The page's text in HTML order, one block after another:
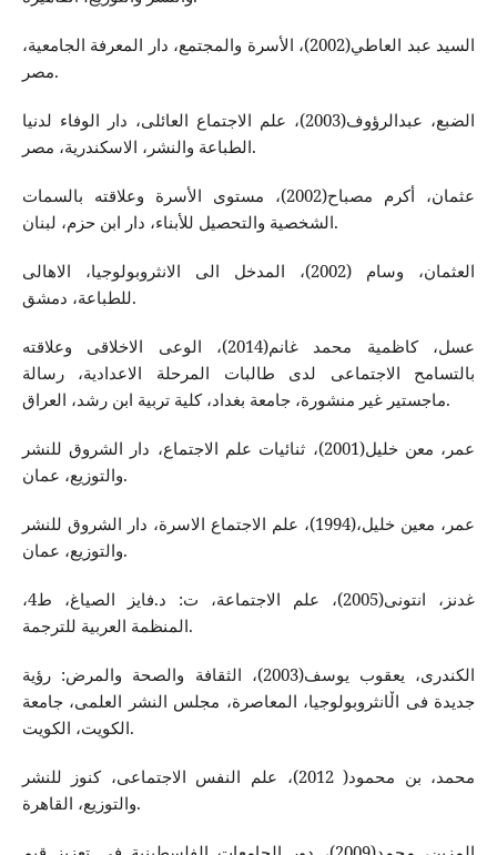
السيد عبد العاطي(2002)، الأسرة والمجتمع، دار المعرفة الجامعية،
مصر.
الضبع، عبدالرؤوف(2003)، علم الاجتماع العائلی، دار الوفاء لدنیا
الطباعة والنشر، الاسكندریة، مصر.
عثمان، أكرم مصباح(2002)، مستوى الأسرة وعلاقته بالسمات
الشخصية والتحصيل للأبناء، دار ابن حزم، لبنان.
العثمان، وسام (2002)، المدخل الی الانثروبولوجیا، الاهالی
للطباعة، دمشق.
عسل، كاظمیة محمد غانم(2014)، الوعی الاخلاقی وعلاقته‌
بالتسامح الاجتماعی لدی طالبات المرحلة الاعدادیة، رسالة
ماجستیر غیر منشورة، جامعة بغداد، كلیة تربیة ابن رشد، العراق.
عمر، معن خلیل(2001)، ثنائیات علم الاجتماع، دار الشروق للنشر
والتوزیع، عمان.
عمر، معین خلیل،(1994)، علم الاجتماع الاسرة، دار الشروق للنشر
والتوزیع، عمان.
غدنز، انتونی(2005)، علم الاجتماعة، ت: د.فایز الصیاغ، ط4،
المنظمة العربیة للترجمة.
الكندری، یعقوب یوسف(2003)، الثقافة والصحة والمرض: رؤیة
جدیدة فی اڵانثروبولوجیا، المعاصرة، مجلس النشر العلمی، جامعة
الكویت، الكویت.
محمد، بن محمود( 2012)، علم النفس الاجتماعی، كنوز للنشر
والتوزیع، القاهرة.